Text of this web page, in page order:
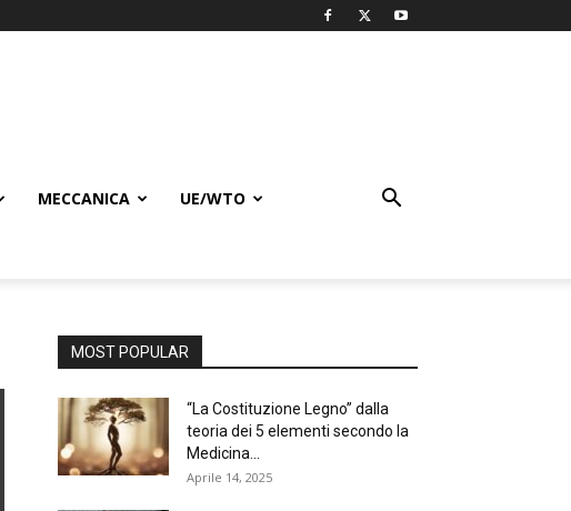
MECCANICA UE/WTO
MOST POPULAR
“La Costituzione Legno” dalla
teoria dei 5 elementi secondo la
Medicina...
Aprile 14, 2025